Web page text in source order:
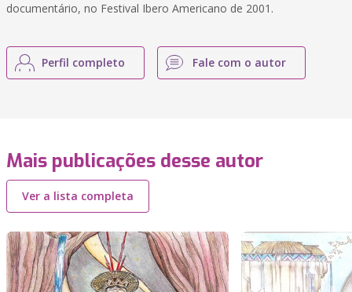
documentário, no Festival Ibero Americano de 2001.
Perfil completo Fale com o autor
Mais publicações desse autor
Ver a lista completa